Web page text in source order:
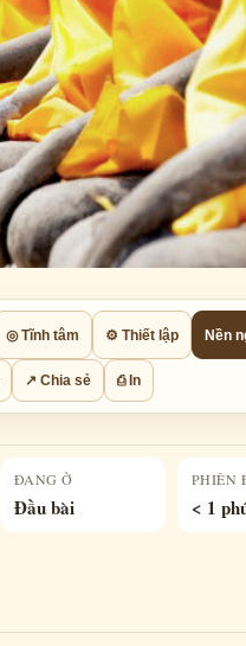
◎ Tĩnh tâm ⚙ Thiết lập Nền
↗ Chia sẻ ⎙ In
ĐANG Ở
Đầu bài
PHIÊN
< 1